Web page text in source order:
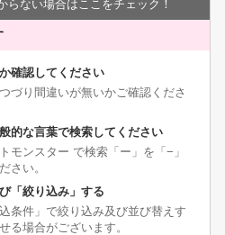
ない場合はここをチェック！
確認してください
づり間違いが無いかご確認くださ
的な言葉で検索してください
ンスター で検索「ー」を「−」
さい。
「絞り込み」する
条件」で絞り込み及び並び替えす
る場合がございます。